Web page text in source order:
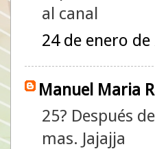
al canal
24 de enero
Manuel Maria
25? Después
mas. Jajajja